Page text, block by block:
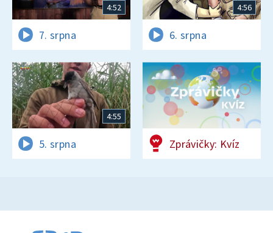
4:52
7. srpna
4:56
6. srpna
4:55
5. srpna Zprávičky: Kvíz